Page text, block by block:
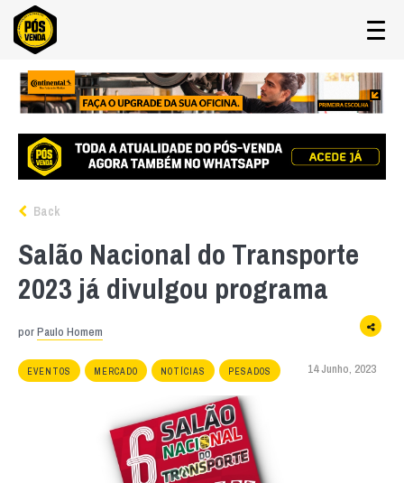
Back
Salão Nacional do Transporte
2023 já divulgou programa
porPaulo Homem
EVENTOS MERCADO NOTÍCIAS PESADOS 14 Junho, 2023